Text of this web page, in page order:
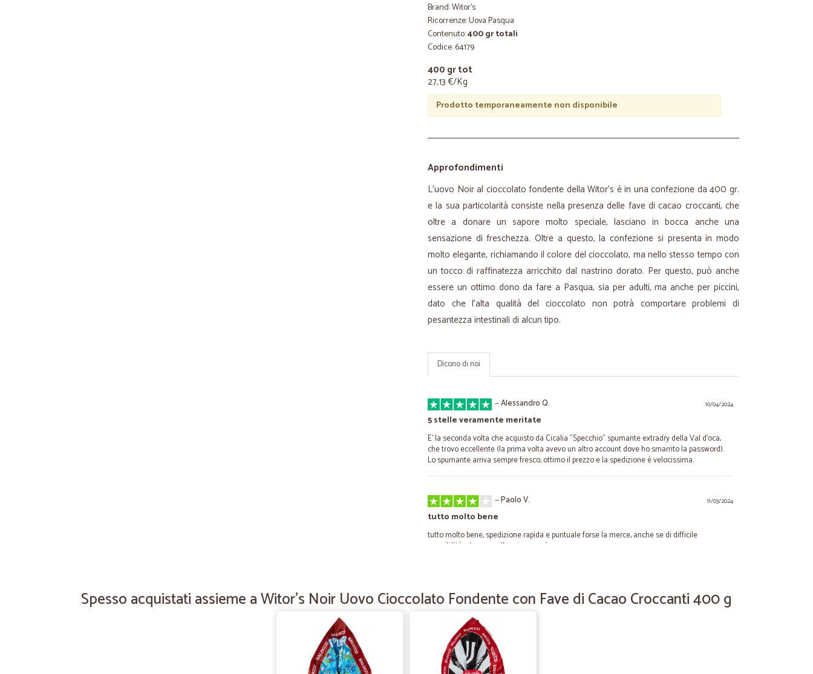
Brand: Witor's
Ricorrenze: Uova Pasqua
Contenuto:400 gr totali
Codice: 64179
400 gr tot
27,13 €/Kg
Prodotto temporaneamente non disponibile
Approfondimenti
L’uovo Noir al cioccolato fondente della Witor’s è in una confezione da 400 gr.
e la sua particolarità consiste nella presenza delle fave di cacao croccanti, che
oltre a donare un sapore molto speciale, lasciano in bocca anche una
sensazione di freschezza. Oltre a questo, la confezione si presenta in modo
molto elegante, richiamando il colore del cioccolato, ma nello stesso tempo con
un tocco di raffinatezza arricchito dal nastrino dorato. Per questo, può anche
essere un ottimo dono da fare a Pasqua, sia per adulti, ma anche per piccini,
dato che l’alta qualità del cioccolato non potrà comportare problemi di
pesantezza intestinali di alcun tipo.
Dicono di noi
10/04/2024
—Alessandro Q.
5 stelle veramente meritate
E' la seconda volta che acquisto da Cicalia "Specchio" spumante extradry della Val d'oca,
che trovo eccellente (la prima volta avevo un altro account dove ho smarrito la password).
Lo spumante arriva sempre fresco, ottimo il prezzo e la spedizione è velocissima.
11/03/2024
—Paolo V.
tutto molto bene
tutto molto bene, spedizione rapida e puntuale forse la merce, anche se di difficile
reperibilità, almeno nella mia zona, è un poco cara
Veloci,ottimi prodotti,
Veloci, ottimi prodotti,buoni prezzi,imballaggio buono RICOMPRO: ho trovato una crusca che
cercavo da tempo e credevo sparita Sarò un cliente affezionato
Spesso acquistati assieme a Witor's Noir Uovo Cioccolato Fondente con Fave di Cacao Croccanti 400 g